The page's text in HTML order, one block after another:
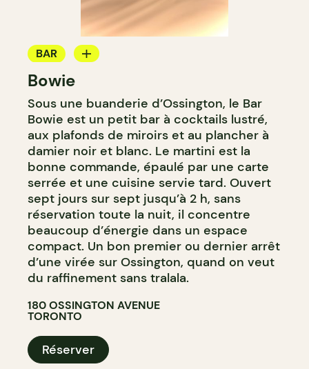
BAR
BAR À COCKTAIL
Bowie
Sous une buanderie d’Ossington, le Bar
Bowie est un petit bar à cocktails lustré,
aux plafonds de miroirs et au plancher à
damier noir et blanc. Le martini est la
bonne commande, épaulé par une carte
serrée et une cuisine servie tard. Ouvert
sept jours sur sept jusqu’à 2 h, sans
réservation toute la nuit, il concentre
beaucoup d’énergie dans un espace
compact. Un bon premier ou dernier arrêt
d’une virée sur Ossington, quand on veut
du raffinement sans tralala.
180 OSSINGTON AVENUE
TORONTO
Réserver